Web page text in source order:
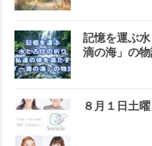
記憶を運ぶ
滴の海」の
８月１日土